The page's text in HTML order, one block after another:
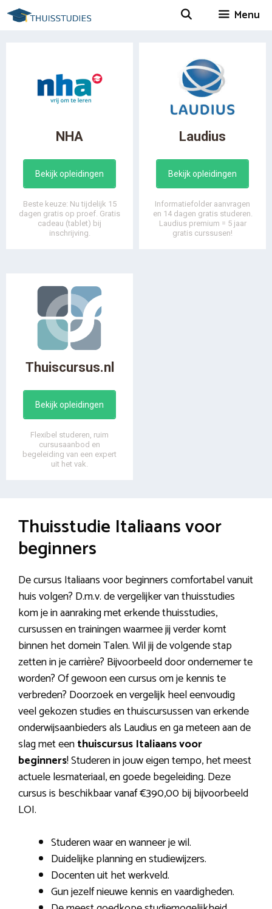
Spring
naar
Menu
NHA
Bekijk opleidingen
Beste keuze: Nu tijdelijk 15
dagen gratis op proef. Gratis
cadeau (tablet) bij
inschrijving.
Laudius
Bekijk opleidingen
Informatiefolder aanvragen
en 14 dagen gratis studeren.
Laudius premium = 5 jaar
gratis curssusen!
Thuiscursus.nl
Bekijk opleidingen
Flexibel studeren, ruim
cursusaanbod en
begeleiding van een expert
uit het vak.
Thuisstudie Italiaans voor
beginners
De cursus Italiaans voor beginners comfortabel vanuit
huis volgen? D.m.v. de vergelijker van thuisstudies
kom je in aanraking met erkende thuisstudies,
cursussen en trainingen waarmee jij verder komt
binnen het domein Talen. Wil jij de volgende stap
zetten in je carrière? Bijvoorbeeld door ondernemer te
worden? Of gewoon een cursus om je kennis te
verbreden? Doorzoek en vergelijk heel eenvoudig
veel gekozen studies en thuiscursussen van erkende
onderwijsaanbieders als Laudius en ga meteen aan de
slag met eenthuiscursus Italiaans voor
beginners! Studeren in jouw eigen tempo, het meest
actuele lesmateriaal, en goede begeleiding. Deze
cursus is beschikbaar vanaf €390,00 bij bijvoorbeeld
LOI.
Studeren waar en wanneer je wil.
Duidelijke planning en studiewijzers.
Docenten uit het werkveld.
Gun jezelf nieuwe kennis en vaardigheden.